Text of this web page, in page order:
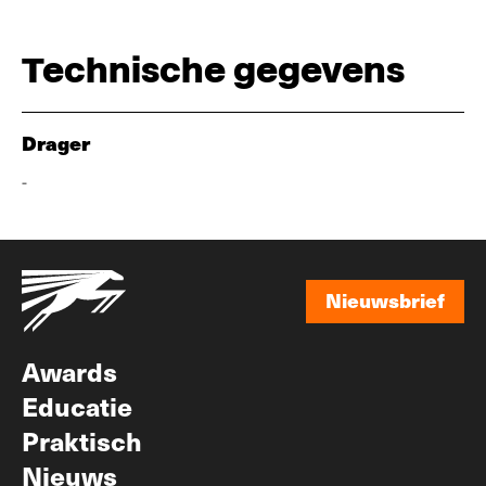
Technische gegevens
Drager
-
Nieuwsbrief
Awards
Educatie
Praktisch
Nieuws